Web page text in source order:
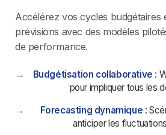
Accélérez vos cycles budgétaires
prévisions avec des modèles
de performance.
Budgétisation collaborative :
pour impliquer tous les
Forecasting dynamique :
anticiper les